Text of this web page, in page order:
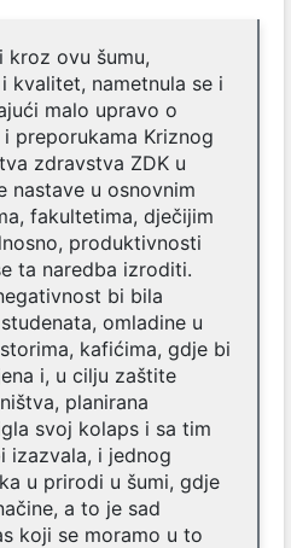
kroz ovu šumu,
kvalitet, nametnula se i
malo upravo o
preporukama Kriznog
zdravstva ZDK u
nastave u osnovnim
fakultetima, dječijim
produktivnosti
ta naredba izroditi.
bi bila
omladine u
kafićima, gdje bi
i, u cilju zaštite
planirana
svoj kolaps i sa tim
izazvala, i jednog
u prirodi u šumi, gdje
a to je sad
koji se moramo u to